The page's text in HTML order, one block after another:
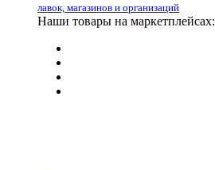
лавок, магазинов и организаций
Наши товары на маркетплейсах: